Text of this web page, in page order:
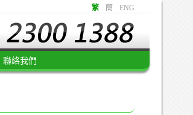
繁 簡 ENG
聯絡我們